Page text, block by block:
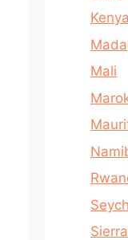
Kenya
Mali